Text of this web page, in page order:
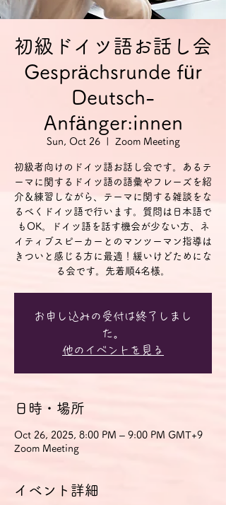
初級ドイツ語お話し会
Gesprächsrunde für
Deutsch-
Anfänger:innen
Sun, Oct 26
  |
Zoom Meeting
初級者向けのドイツ語お話し会です。あるテ
ーマに関するドイツ語の語彙やフレーズを紹
介＆練習しながら、テーマに関する雑談をな
るべくドイツ語で行います。質問は日本語で
もOK。ドイツ語を話す機会が少ない方、ネ
イティブスピーカーとのマンツーマン指導は
きついと感じる方に最適！緩いけどためにな
る会です。先着順4名様。
お申し込みの受付は終了しまし
た。
他のイベントを見る
日時・場所
Oct 26, 2025, 8:00 PM – 9:00 PM GMT+9
Zoom Meeting
イベント詳細